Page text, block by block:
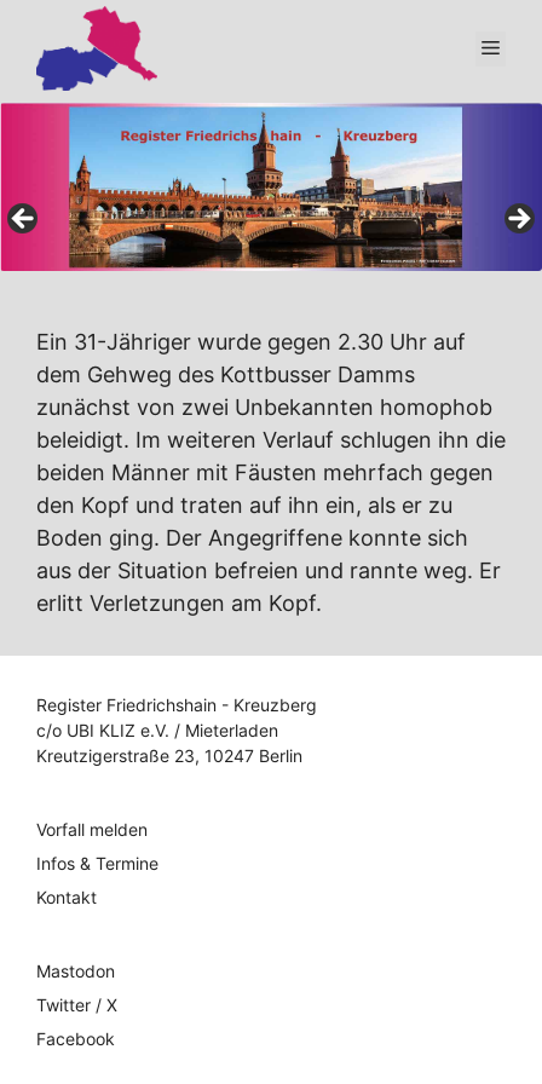
Inhalt
springen
Ein 31-Jähriger wurde gegen 2.30 Uhr auf
dem Gehweg des Kottbusser Damms
zunächst von zwei Unbekannten homophob
beleidigt. Im weiteren Verlauf schlugen ihn die
beiden Männer mit Fäusten mehrfach gegen
den Kopf und traten auf ihn ein, als er zu
Boden ging. Der Angegriffene konnte sich
aus der Situation befreien und rannte weg. Er
erlitt Verletzungen am Kopf.
Register Friedrichshain - Kreuzberg
c/o UBI KLIZ e.V. / Mieterladen
Kreutzigerstraße 23, 10247 Berlin
Vorfall melden
Infos & Termine
Kontakt
Mastodon
Twitter / X
Facebook